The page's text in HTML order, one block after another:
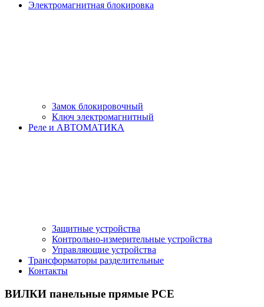
Электромагнитная блокировка
Замок блокировочный
Ключ электромагнитный
Реле и АВТОМАТИКА
Защитные устройства
Контрольно-измерительные устройства
Управляющие устройства
Трансформаторы разделительные
Контакты
ВИЛКИ панельные прямые PCE